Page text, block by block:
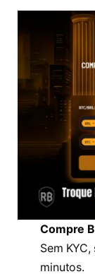
Compre
Sem
minutos.